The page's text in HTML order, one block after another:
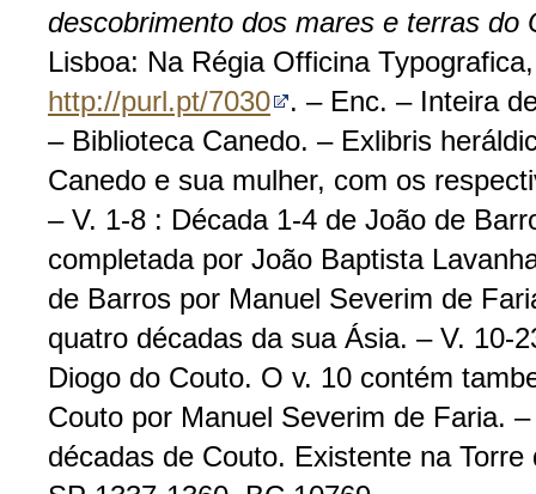
descobrimento dos mares e terras do
Lisboa: Na Régia Officina
http://purl.pt/7030
. – Enc. – Inteira
– Biblioteca Canedo. – Exlibris
Canedo e sua mulher, com os
– V. 1-8 : Década 1-4 de João de
completada por João Baptista
de Barros por Manuel Severim de
quatro décadas da sua Ásia. – V. 10-
Diogo do Couto. O v. 10 contém
Couto por Manuel Severim de Faria.
décadas de Couto. Existente na Torre